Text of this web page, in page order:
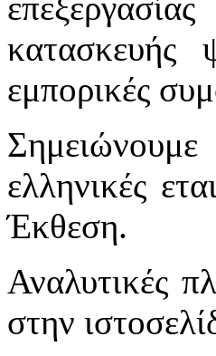
κατασκευής
εμπορικές
ελληνικές
Έκθεση.
Αναλυτικές
στην